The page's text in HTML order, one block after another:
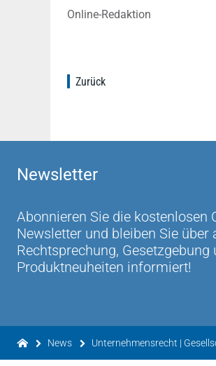
Online-Redaktion
Zurück
Newsletter
Abonnieren Sie die kostenlosen
Newsletter und bleiben Sie über
Rechtsprechung, Gesetzgebung
Produktneuheiten informiert!
News Unternehmensrecht |